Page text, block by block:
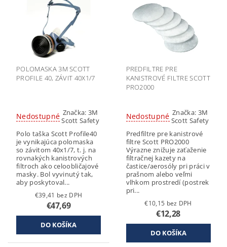
POLOMASKA 3M SCOTT
PROFILE 40, ZÁVIT 40X1/7
Nedostupné Značka:3M
Scott Safety
Polo taška Scott Profile40
je vynikajúca polomaska
so závitom 40x1/7, t. j. na
rovnakých kanistrových
filtroch ako celoobličajové
masky. Bol vyvinutý tak,
aby poskytoval...
€39,41 bez DPH
€47,69
PREDFILTRE PRE
KANISTROVÉ FILTRE SCOTT
PRO2000
Nedostupné Značka: 3M
Scott Safety
Predfiltre pre kanistrové
filtre Scott PRO2000
Výrazne znižuje zaťaženie
filtračnej kazety na
častice/aerosóly pri práci v
prašnom alebo veľmi
vlhkom prostredí (postrek
pri...
€10,15 bez DPH
€12,28